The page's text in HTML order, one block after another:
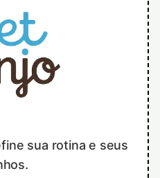
sua rotina e seus